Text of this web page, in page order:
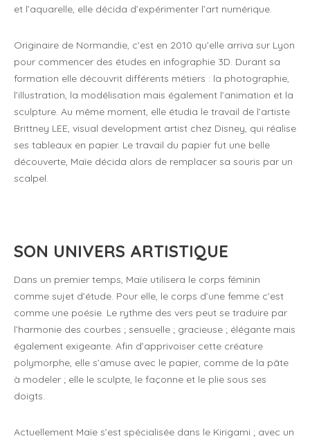
et l’aquarelle, elle décida d’expérimenter l’art numérique.
Originaire de Normandie, c’est en 2010 qu’elle arriva sur Lyon
pour commencer des études en infographie 3D. Durant sa
formation elle découvrit différents métiers : la photographie,
l’illustration, la modélisation mais également l’animation et la
sculpture. Au même moment, elle étudia le travail de l’artiste
Brittney LEE, visual development artist chez Disney, qui réalise
ses tableaux en papier. Le travail du papier fut une belle
découverte, Maïe décida alors de remplacer sa souris par un
scalpel.
SON UNIVERS ARTISTIQUE
Dans un premier temps, Maïe utilisera le corps féminin
comme sujet d’étude. Pour elle, le corps d’une femme c’est
comme une poésie. Le rythme des vers peut se traduire par
l’harmonie des courbes ; sensuelle ; gracieuse ; élégante mais
également exigeante. Afin d’apprivoiser cette créature
polymorphe, elle s’amuse avec le papier, comme de la pâte
à modeler ; elle le sculpte, le façonne et le plie sous ses
doigts.
Actuellement Maïe s’est spécialisée dans le Kirigami ; avec un